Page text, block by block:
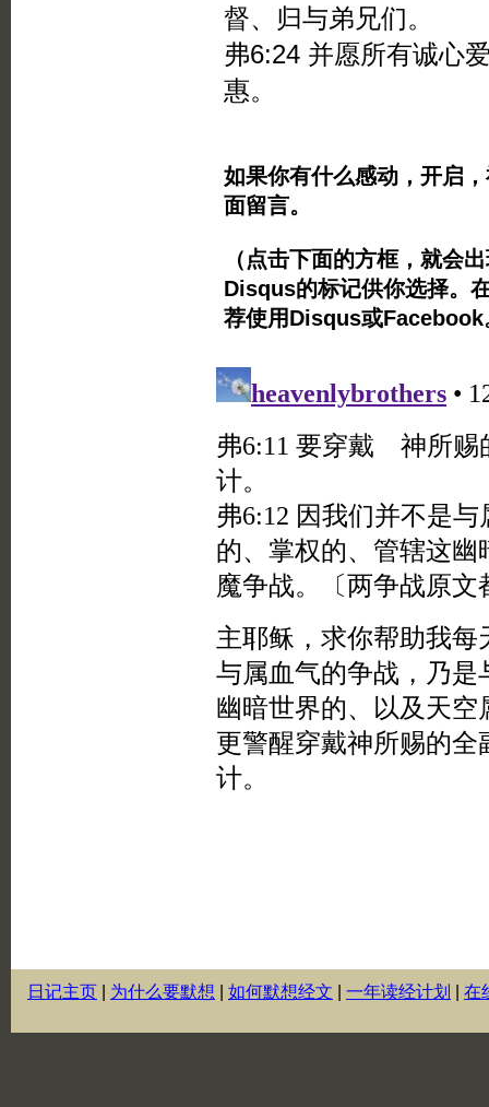
督、归与弟兄们。
弗6:24 并愿所有诚心
惠。
如果你有什么感动，开启
面留言。
（点击下面的方框，就会
Disqus的标记供你选择。
荐使用Disqus或
日记主页 为什么要默想 如何默想经文 一年读经计划 在